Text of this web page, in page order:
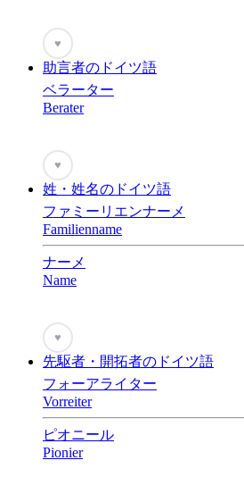
♥
助言者のドイツ語
ベラーター
Berater
♥
姓・姓名のドイツ語
ファミーリエンナーメ
Familienname
ナーメ
Name
♥
先駆者・開拓者のドイツ語
フォーアライター
Vorreiter
ピオニール
Pionier